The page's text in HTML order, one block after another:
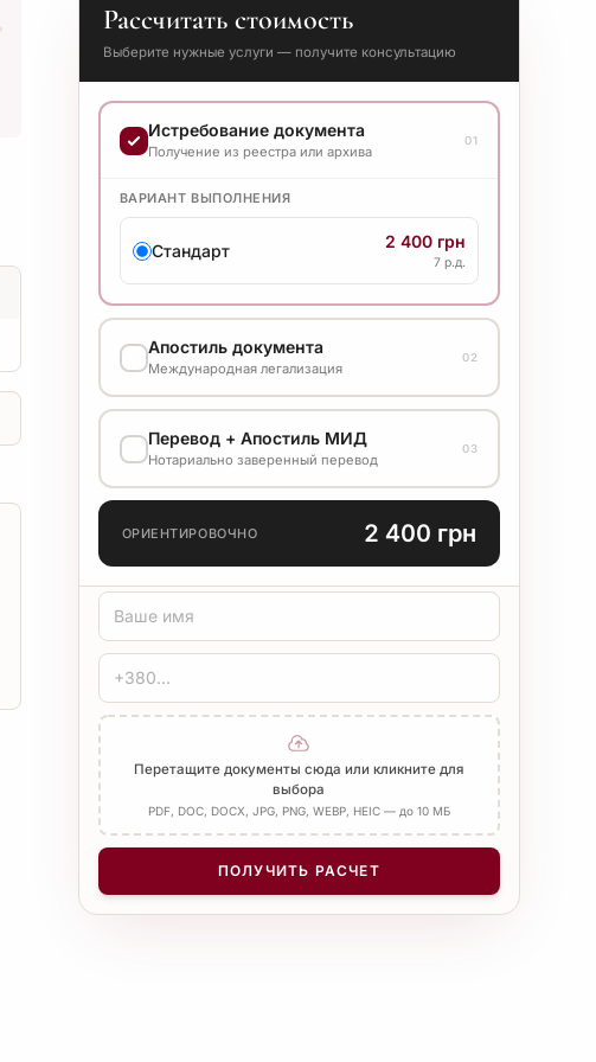
Рассчитать стоимость
Выберите нужные услуги — получите консультацию
Истребование документа
Получение из реестра или архива
01
ВАРИАНТ ВЫПОЛНЕНИЯ
Стандарт 2 400 грн
7 р.д.
Апостиль документа
Международная легализация
02
ВАРИАНТ ВЫПОЛНЕНИЯ
Стандарт 1 200 грн
Перевод + Апостиль МИД
Нотариально заверенный перевод
03
ТИП ПЕРЕВОДА
ЗАВЕРЕНИЕ
Печать бюро Нотариус
Добавить Апостиль
КОЛИЧЕСТВО СТРАНИЦ
− 1 +
ОРИЕНТИРОВОЧНО 2 400 грн
Перетащите документы сюда или кликните для
выбора
PDF, DOC, DOCX, JPG, PNG, WEBP, HEIC — до 10 МБ
ПОЛУЧИТЬ РАСЧЕТ